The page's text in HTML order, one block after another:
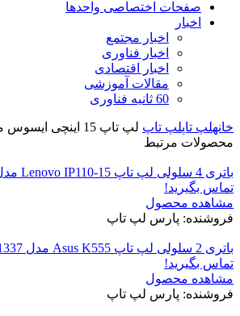
صفحات اختصاصی واحدها
اخبار
اخبار مجتمع
اخبار فناوری
اخبار اقتصادی
مقالات آموزشی
60 ثانیه فناوری
خانهلپ تاپلپ تاپ لپ تاپ 15 اینچی ایسوس مدل R542UN- F
محصولات مرتبط
باتری 4 سلولی لپ تاپ Lenovo IP110-15 مدل L15L4A01 | ظرفیت 2600 میلی‌آمپر 14.4 ولت
تماس بگیرید!
مشاهده محصول
فروشنده: پارس لپ تاپ
باتری 2 سلولی لپ تاپ Asus K555 مدل C41N1337 | ظرفیت 4900 میلی‌آمپر 7.6 ولت
تماس بگیرید!
مشاهده محصول
فروشنده: پارس لپ تاپ